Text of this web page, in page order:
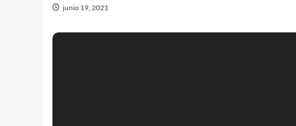
junio 19, 2021